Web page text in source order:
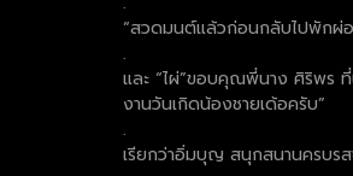
“สวดมนต์แล้วก่อนกลับไปพักผ่
.
และ “ไผ่”ขอบคุณพี่นาง ศิริพร
งานวันเกิดน้องชายเด้อครับ”
.
เรียกว่าอิ่มบุญ สนุกสนานครบร